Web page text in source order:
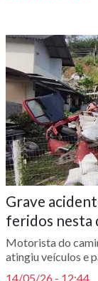
Grave
feridos nesta
Motorista do
atingiu veículos e
14/05/26 - 12:44